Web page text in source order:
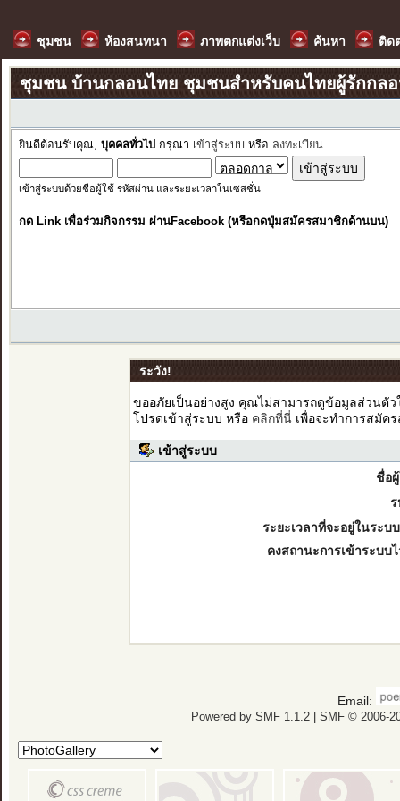
ชุมชน ห้องสนทนา ภาพตกแต่งเว็บ ค้นหา ติด
ชุมชน บ้านกลอนไทย ชุมชนสำหรับคนไทยผู้รักกล
ยินดีต้อนรับคุณ, บุคคลทั่วไป กรุณา เข้าสู่ระบบ หรือ ลงทะเบียน
เข้าสู่ระบบด้วยชื่อผู้ใช้ รหัสผ่าน และระยะเวลาในเซสชั่น
กด Link เพื่อร่วมกิจกรรม ผ่านFacebook (หรือกดปุ่มสมัครสมาชิกด้านบน)
ระวัง!
ขออภัยเป็นอย่างสูง คุณไม่สามารถดูข้อมูลส่วนตั
โปรดเข้าสู่ระบบ หรือ คลิกที่นี่เพื่อจะทำการสมัค
เข้าสู่ระบบ
ชื่อ
ระยะเวลาที่จะอยู่ในระบ
คงสถานะการเข้าระบบ
Email:
Powered by SMF 1.1.2| SMF © 2006-